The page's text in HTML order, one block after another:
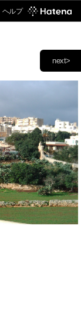
ヘルプ
next>